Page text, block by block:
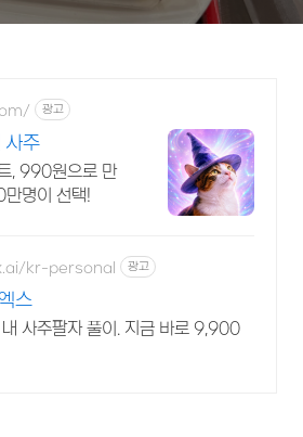
광고
주
, 990원으로 만
명이 선택!
kr-personal 광고
스
사주팔자 풀이. 지금 바로 9,900